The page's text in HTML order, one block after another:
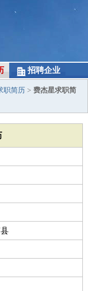
招聘企业
职简历 > 费杰星求职简
学校